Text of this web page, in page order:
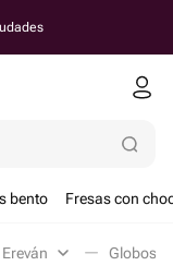
bento Fresas con
Globos